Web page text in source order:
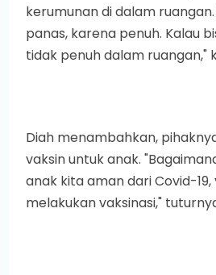
kerumunan di dalam ruangan.
panas, karena penuh. Kalau
tidak penuh dalam ruangan,"
Diah menambahkan,
vaksin untuk anak.
anak kita aman dari Covid-
melakukan vaksinasi,"